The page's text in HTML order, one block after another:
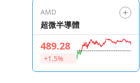
買。同時監管提高單股槓桿
門檻以抑制波動。花旗據此認
資金面逆風已轉爲順風，維持
KOSPI指數10000點目標位不
變。
https://news.futunn.com/
AMD
超微半導體
489.28
+1.5%